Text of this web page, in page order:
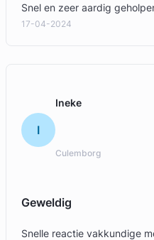
Snel en zeer aardig
17-04-2024
I
Ineke
Culemborg
Geweldig
Snelle reactie vakkundige